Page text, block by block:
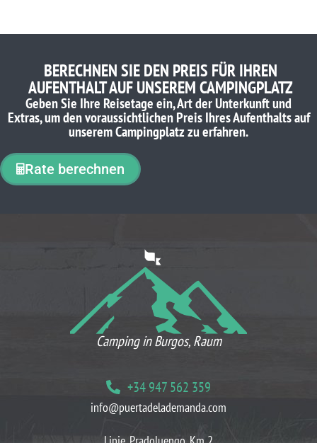
BERECHNEN SIE DEN PREIS FÜR IHREN
AUFENTHALT AUF UNSEREM CAMPINGPLATZ
Geben Sie Ihre Reisetage ein, Art der Unterkunft und
Extras, um den voraussichtlichen Preis Ihres Aufenthalts auf
unserem Campingplatz zu erfahren.
Rate berechnen
Camping in Burgos, Raum
+34 947 562 359
info@puertadelademanda.com